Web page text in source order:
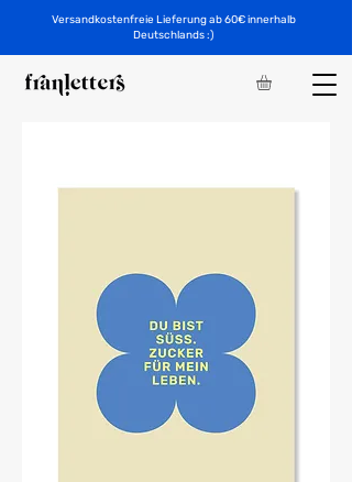
Versandkostenfreie Lieferung ab 60€ innerhalb
Deutschlands :)